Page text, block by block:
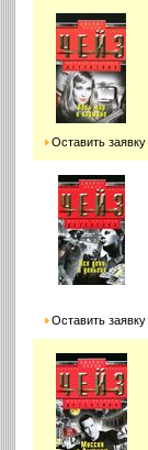
Оставить заявку
Оставить заявку